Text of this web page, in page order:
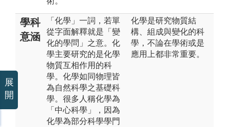
學科
意涵
「化學」一詞，若單
從字面解釋就是「變
化的學問」之意。化
學主要研究的是化學
物質互相作用的科
學。化學如同物理皆
為自然科學之基礎科
學。很多人稱化學為
「中心科學」，因為
化學為部分科學學門
化學是研究物質結
構、組成與變化的科
學，不論在學術或是
應用上都非常重要。
展
開